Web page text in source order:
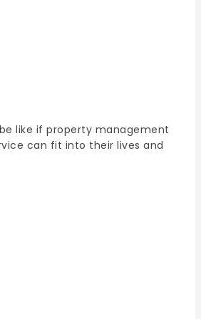
like if property management
can fit into their lives and